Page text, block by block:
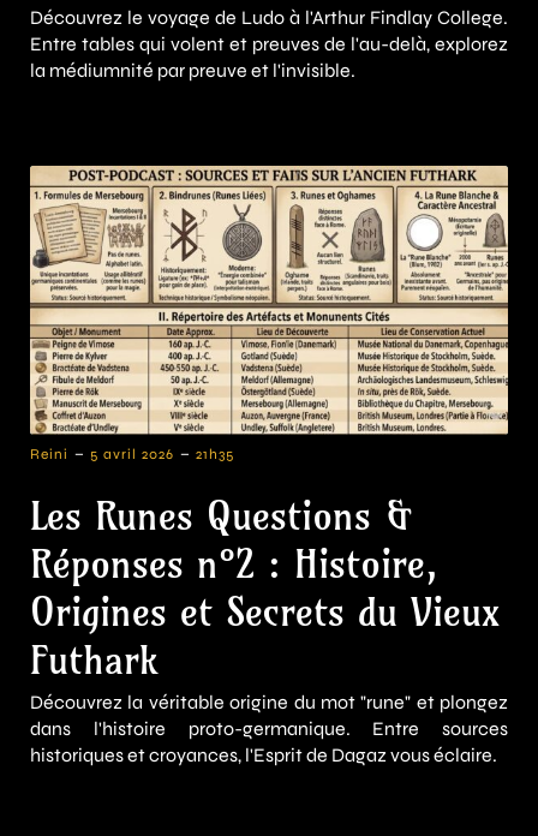
Découvrez le voyage de Ludo à l'Arthur Findlay College.
Entre tables qui volent et preuves de l'au-delà, explorez
la médiumnité par preuve et l'invisible.
Reini - 5 avril 2026 - 21h35
Les Runes Questions &
Réponses n°2 : Histoire,
Origines et Secrets du Vieux
Futhark
Découvrez la véritable origine du mot "rune" et plongez
dans l'histoire proto-germanique. Entre sources
historiques et croyances, l'Esprit de Dagaz vous éclaire.